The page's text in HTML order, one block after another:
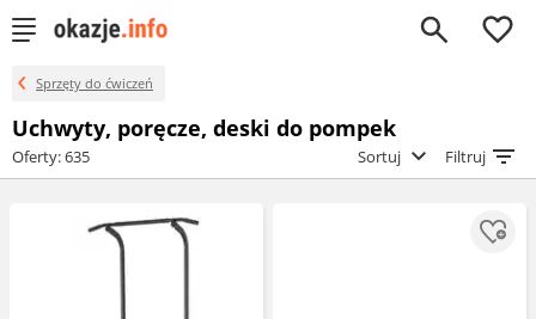
0
Sprzęty do ćwiczeń
Uchwyty, poręcze, deski do pompek
Oferty: 635 Sortuj Filtruj